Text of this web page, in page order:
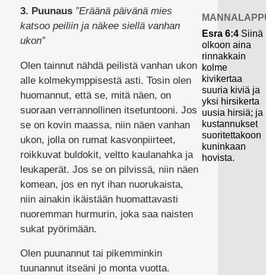
3. Puunaus”Eräänä päivänä mies
katsoo peiliin ja näkee siellä vanhan
ukon”
Olen tainnut nähdä peilistä vanhan ukon
alle kolmekymppisestä asti. Tosin olen
huomannut, että se, mitä näen, on
suoraan verrannollinen itsetuntooni. Jos
se on kovin maassa, niin näen vanhan
ukon, jolla on rumat kasvonpiirteet,
roikkuvat buldokit, veltto kaulanahka ja
leukaperät. Jos se on pilvissä, niin näen
komean, jos en nyt ihan nuorukaista,
niin ainakin ikäistään huomattavasti
nuoremman hurmurin, joka saa naisten
sukat pyörimään.
Olen puunannut tai pikemminkin
tuunannut itseäni jo monta vuotta.
Esra 6:4 Siinä
olkoon aina
rinnakkain
kolme
kivikertaa
suuria kiviä ja
yksi hirsikerta
uusia hirsiä; ja
kustannukset
suoritettakoon
kuninkaan
hovista.